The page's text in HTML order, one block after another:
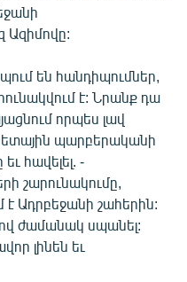
են հանդիպումներ,
է: Նրանք դա
որպես լավ
պարբերականի
հավելել. -
շարունակումը,
Ադրբեջանի շահերին:
ժամանակ սպանել:
լինեն եւ